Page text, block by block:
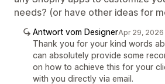
needs? (or have other ideas for
Antwort vom DesignerApr 29, 2026
Thank you for your kind words
can absolutely provide some
on how to achieve this for your
with you directly via email.